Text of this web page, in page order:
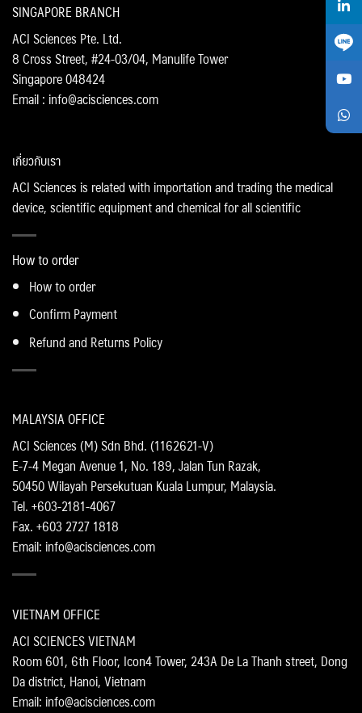
SINGAPORE BRANCH
ACI Sciences Pte. Ltd.
8 Cross Street, #24-03/04, Manulife Tower
Singapore 048424
Email : info@acisciences.com
MALAYSIA OFFICE
ACI Sciences (M) Sdn Bhd. (1162621-V)
E-7-4 Megan Avenue 1, No. 189, Jalan Tun Razak,
50450 Wilayah Persekutuan Kuala Lumpur, Malaysia.
Tel. +603-2181-4067
Fax. +603 2727 1818
Email: info@acisciences.com
VIETNAM OFFICE
ACI SCIENCES VIETNAM
Room 601, 6th Floor, Icon4 Tower, 243A De La Thanh street, Dong
Da district, Hanoi, Vietnam
Email: info@acisciences.com
เกี่ยวกับเรา
ACI Sciences is related with importation and trading the medical
device, scientific equipment and chemical for all scientific
How to order
How to order
Confirm Payment
Refund and Returns Policy